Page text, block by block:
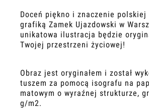
Doceń piękno i znaczenie
grafiką Zamek Ujazdowski w
unikatowa ilustracja będzie
Twojej przestrzeni życiowej!
Obraz jest oryginałem i został
tuszem za pomocą isografu na
matowym o wyraźnej strukturze,
g/m2.